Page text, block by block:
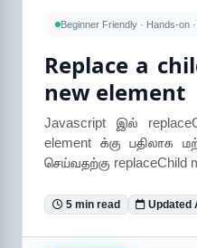
Beginner Friendly · Hands-on
Replace a
new element
Javascript இல்
element க்கு பதிலாக
செய்வதற்கு replaceChild
5 min read Updated